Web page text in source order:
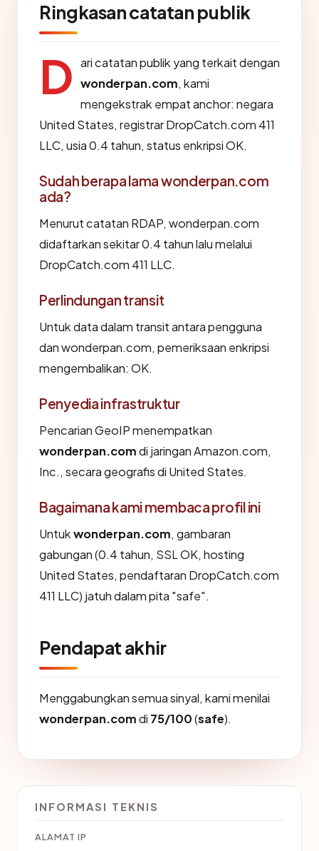
Ringkasan catatan publik
D ari catatan publik yang terkait dengan
wonderpan.com, kami
mengekstrak empat anchor: negara
United States, registrar DropCatch.com 411
LLC, usia 0.4 tahun, status enkripsi OK.
Sudah berapa lama wonderpan.com
ada?
Menurut catatan RDAP, wonderpan.com
didaftarkan sekitar 0.4 tahun lalu melalui
DropCatch.com 411 LLC.
Perlindungan transit
Untuk data dalam transit antara pengguna
dan wonderpan.com, pemeriksaan enkripsi
mengembalikan: OK.
Penyedia infrastruktur
Pencarian GeoIP menempatkan
wonderpan.comdi jaringan Amazon.com,
Inc., secara geografis di United States.
Bagaimana kami membaca profil ini
Untukwonderpan.com, gambaran
gabungan (0.4 tahun, SSL OK, hosting
United States, pendaftaran DropCatch.com
411 LLC) jatuh dalam pita "safe".
Pendapat akhir
Menggabungkan semua sinyal, kami menilai
wonderpan.comdi 75/100(safe).
INFORMASI TEKNIS
ALAMAT IP